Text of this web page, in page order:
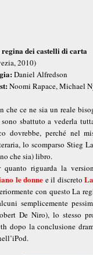
dei castelli di carta
2010)
Daniel Alfredson
Noomi Rapace, Michael
che ce ne sia un reale
sbattuto a vederla
dovrebbe, perché nel
lo scomparso Stieg
che sia) libro.
quanto riguarda la
le donne e il discreto
con questo La
semplicemente
De Niro), lo stesso
dopo la conclusione